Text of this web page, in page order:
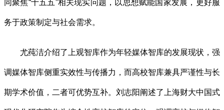
同聚焦“十五五”相关现实问题，以思想赋能国家发展，更好服
务于政策制定与社会需求。
尤莼洁介绍了上观智库作为年轻媒体智库的发展现状，强
调媒体智库侧重实效性与传播力，而高校智库兼具严谨性与长
期学术价值，二者可优势互补。刘志阳阐述了上海财大中国式